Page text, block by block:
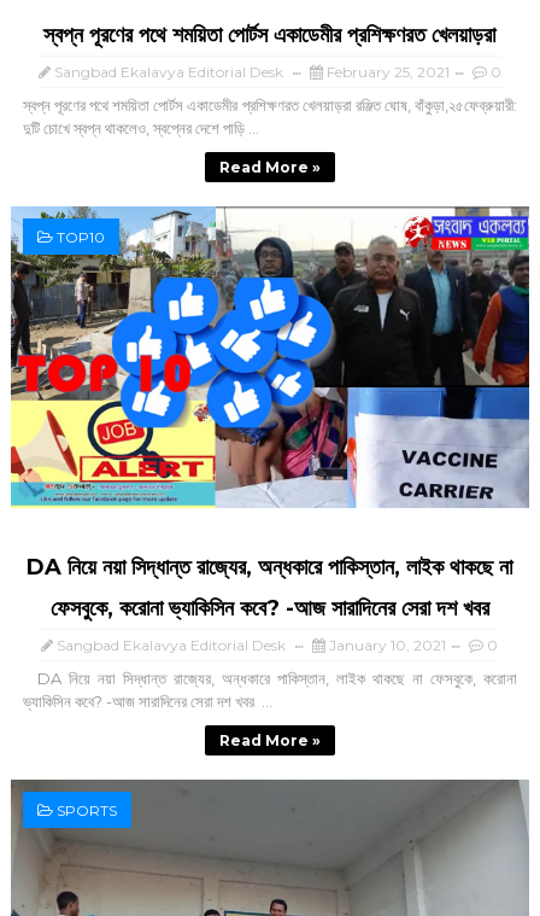
স্বপ্ন পূরণের পথে শময়িতা পোর্টস একাডেমীর প্রশিক্ষণরত খেলয়াড়রা
Sangbad Ekalavya Editorial Desk February 25, 2021 0
স্বপ্ন পূরণের পথে শময়িতা পোর্টস একাডেমীর প্রশিক্ষণরত খেলয়াড়রা রঞ্জিত ঘোষ, বাঁকুড়া,২৫ফেব্রুয়ারী:
দুটি চোখে স্বপ্ন থাকলেও, স্বপ্নের দেশে পাড়ি ...
Read More »
TOP10
DA নিয়ে নয়া সিদ্ধান্ত রাজ্যের, অন্ধকারে পাকিস্তান, লাইক থাকছে না
ফেসবুকে, করোনা ভ্যাকিসিন কবে? -আজ সারাদিনের সেরা দশ খবর
Sangbad Ekalavya Editorial Desk January 10, 2021 0
DA নিয়ে নয়া সিদ্ধান্ত রাজ্যের, অন্ধকারে পাকিস্তান, লাইক থাকছে না ফেসবুকে, করোনা
ভ্যাকিসিন কবে? -আজ সারাদিনের সেরা দশ খবর ...
Read More »
SPORTS